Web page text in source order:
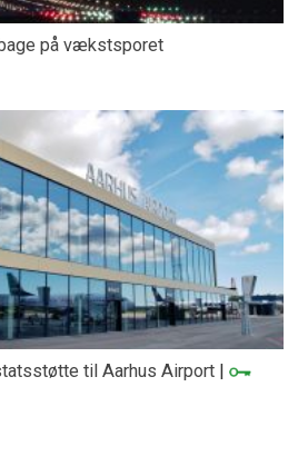
på vækstsporet
til Aarhus Airport |